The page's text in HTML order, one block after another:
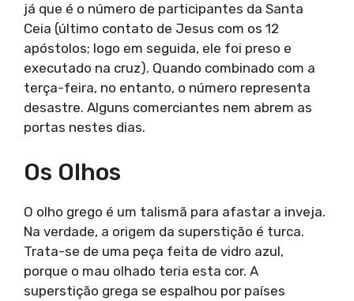
já que é o número de participantes da Santa
Ceia (último contato de Jesus com os 12
apóstolos; logo em seguida, ele foi preso e
executado na cruz). Quando combinado com a
terça-feira, no entanto, o número representa
desastre. Alguns comerciantes nem abrem as
portas nestes dias.
Os Olhos
O olho grego é um talismã para afastar a inveja.
Na verdade, a origem da superstição é turca.
Trata-se de uma peça feita de vidro azul,
porque o mau olhado teria esta cor. A
superstição grega se espalhou por países